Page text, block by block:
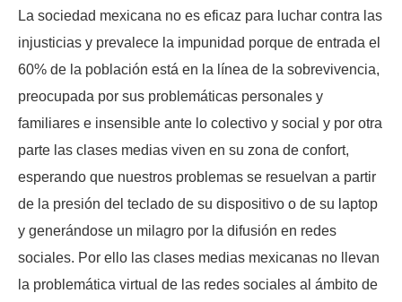
La sociedad mexicana no es eficaz para luchar contra las
injusticias y prevalece la impunidad porque de entrada el
60% de la población está en la línea de la sobrevivencia,
preocupada por sus problemáticas personales y
familiares e insensible ante lo colectivo y social y por otra
parte las clases medias viven en su zona de confort,
esperando que nuestros problemas se resuelvan a partir
de la presión del teclado de su dispositivo o de su laptop
y generándose un milagro por la difusión en redes
sociales. Por ello las clases medias mexicanas no llevan
la problemática virtual de las redes sociales al ámbito de